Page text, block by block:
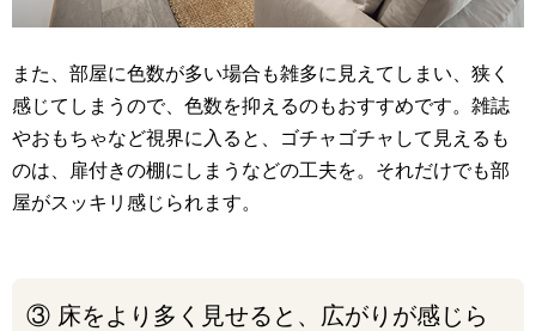
また、部屋に色数が多い場合も雑多に見えてしまい、狭く
感じてしまうので、色数を抑えるのもおすすめです。雑誌
やおもちゃなど視界に入ると、ゴチャゴチャして見えるも
のは、扉付きの棚にしまうなどの工夫を。それだけでも部
屋がスッキリ感じられます。
③ 床をより多く見せると、広がりが感じら